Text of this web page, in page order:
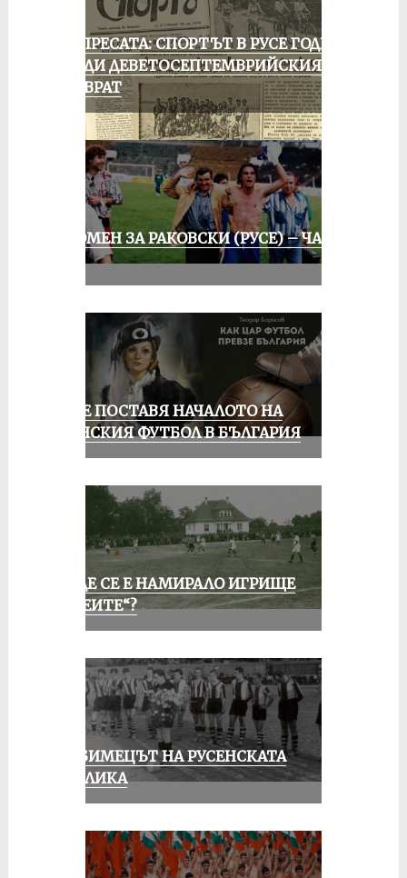
ОТ ПРЕСАТА: СПОРТЪТ В РУСЕ ГОДИНА
ПРЕДИ ДЕВЕТОСЕПТЕМВРИЙСКИЯ
ПРЕВРАТ
СПОМЕН ЗА РАКОВСКИ (РУСЕ) – ЧАСТ
РУСЕ ПОСТАВЯ НАЧАЛОТО НА
ЖЕНСКИЯ ФУТБОЛ В БЪЛГАРИЯ
КЪДЕ СЕ Е НАМИРАЛО ИГРИЩЕ
„АЛЕИТЕ“?
ЛЮБИМЕЦЪТ НА РУСЕНСКАТА
ПУБЛИКА